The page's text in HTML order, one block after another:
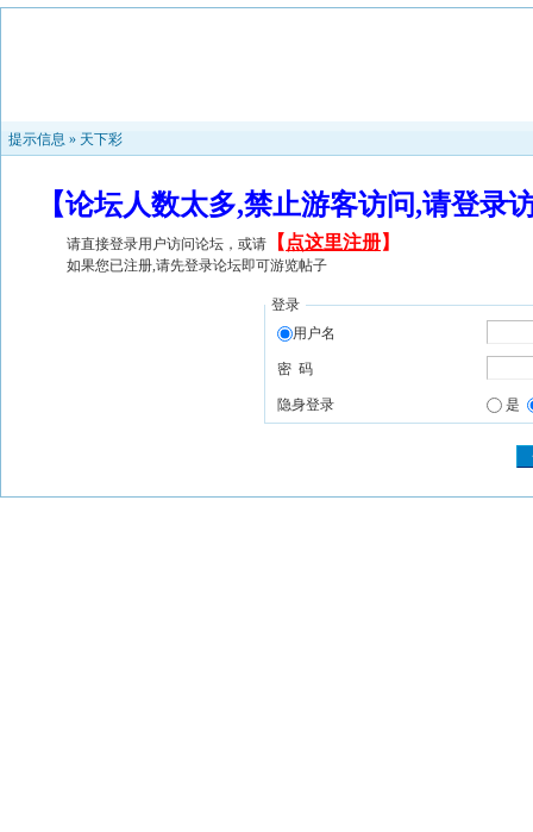
提示信息 » 天下彩
【论坛人数太多,禁止游客访问,请登
请直接登录用户访问论坛，或请 【 点这里注册】
如果您已注册,请先登录论坛即可游览帖子
登录
用户名
密 码
隐身登录 是